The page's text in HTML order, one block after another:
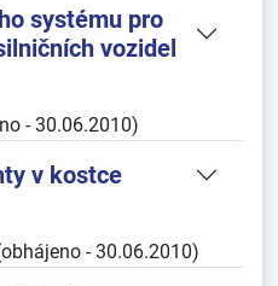
systému pro
vozidel
- 30.06.2010)
v kostce
- 30.06.2010)